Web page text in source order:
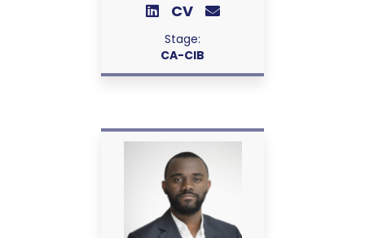
CV
Stage:
CA-CIB